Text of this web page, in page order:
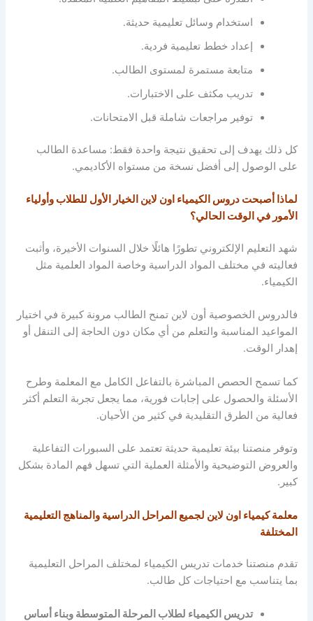
استخدام وسائل تعليمية حديثة.
إعداد خطط تعليمية فردية.
متابعة مستمرة لمستوى الطالب.
تدريب مكثف على الاختبارات.
توفير مراجعات شاملة قبل الامتحانات.
كل ذلك يهدف إلى تحقيق نتيجة واحدة فقط: مساعدة الطالب
على الوصول إلى أفضل نسخة من مستواه الأكاديمي.
لماذا أصبحت دروس الكيمياء اون لاين الخيار الأول للطلاب وأولياء
الأمور في الوقت الحالي؟
شهد التعليم الإلكتروني تطورًا هائلًا خلال السنوات الأخيرة، وأثبت
فعاليته في مختلف المواد الدراسية وخاصة المواد العلمية مثل
الكيمياء.
فالدروس الخصوصية أون لاين تمنح الطالب مرونة كبيرة في اختيار
المواعيد المناسبة والتعلم من أي مكان دون الحاجة إلى التنقل أو
إهدار الوقت.
كما تسمح الحصص المباشرة بالتفاعل الكامل مع المعلمة وطرح
الأسئلة والحصول على إجابات فورية، مما يجعل تجربة التعلم أكثر
فعالية من الطرق التقليدية في كثير من الأحيان.
وتوفر منصتنا بيئة تعليمية حديثة تعتمد على السبورات التفاعلية
والعروض التوضيحية والأمثلة العملية التي تسهل فهم المادة بشكل
كبير.
معلمة كيمياء اون لاين لجميع المراحل الدراسية والمناهج التعليمية
المختلفة
تقدم منصتنا خدمات تدريس الكيمياء لمختلف المراحل التعليمية
بما يتناسب مع احتياجات كل طالب.
تدريس الكيمياء لطلاب المرحلة المتوسطة وبناء أساس